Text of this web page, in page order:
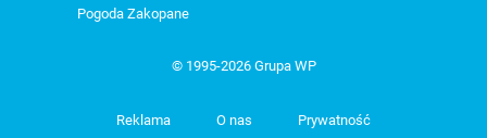
Pogoda Zakopane
© 1995-2026 Grupa WP
Reklama O nas Prywatność